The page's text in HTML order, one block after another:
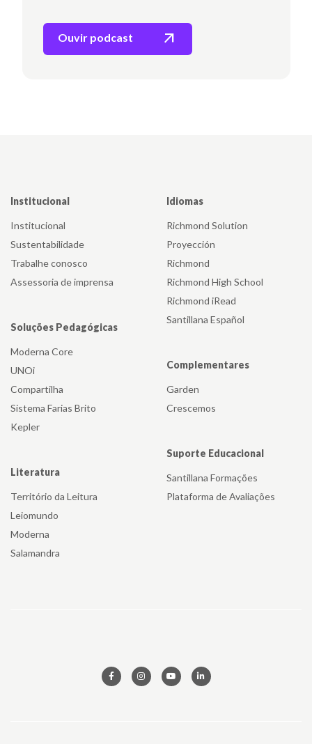
Ouvir podcast arrow_outward
Institucional
Institucional
Sustentabilidade
Trabalhe conosco
Assessoria de imprensa
Soluções Pedagógicas
Moderna Core
UNOi
Compartilha
Sistema Farias Brito
Kepler
Literatura
Território da Leitura
Leiomundo
Moderna
Salamandra
Idiomas
Richmond Solution
Proyección
Richmond
Richmond High School
Richmond iRead
Santillana Español
Complementares
Garden
Crescemos
Suporte Educacional
Santillana Formações
Plataforma de Avaliações